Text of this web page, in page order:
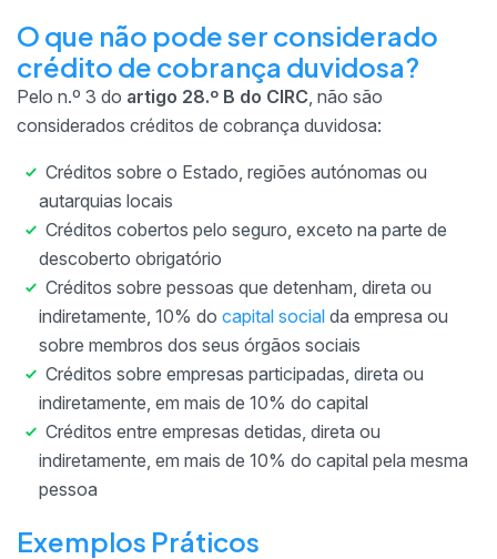
O que não pode ser considerado
crédito de cobrança duvidosa?
Pelo n.º 3 do artigo 28.º B do CIRC , não são
considerados créditos de cobrança duvidosa:
Créditos sobre o Estado, regiões autónomas ou
autarquias locais
Créditos cobertos pelo seguro, exceto na parte de
descoberto obrigatório
Créditos sobre pessoas que detenham, direta ou
indiretamente, 10% do capital social da empresa ou
sobre membros dos seus órgãos sociais
Créditos sobre empresas participadas, direta ou
indiretamente, em mais de 10% do capital
Créditos entre empresas detidas, direta ou
indiretamente, em mais de 10% do capital pela mesma
pessoa
Exemplos Práticos